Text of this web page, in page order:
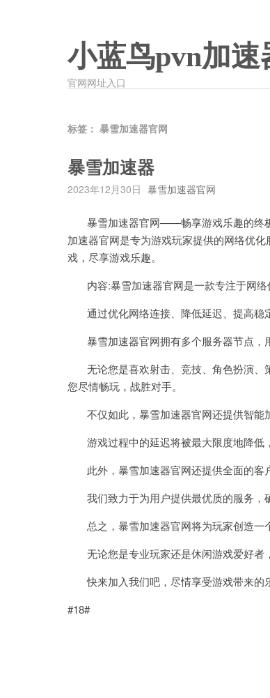
小蓝鸟pvn加速
官网网址入口
标签： 暴雪加速器官网
暴雪加速器
2023年12月30日 暴雪加速器官网
暴雪加速器官网——畅享游戏乐趣的终极
加速器官网是专为游戏玩家提供的网络优
戏，尽享游戏乐趣。
内容:暴雪加速器官网是一款专注于网络
通过优化网络连接、降低延迟、提高稳
暴雪加速器官网拥有多个服务器节点，
无论您是喜欢射击、竞技、角色扮演、
您尽情畅玩，战胜对手。
不仅如此，暴雪加速器官网还提供智能
游戏过程中的延迟将被最大限度地降低
此外，暴雪加速器官网还提供全面的客
我们致力于为用户提供最优质的服务，
总之，暴雪加速器官网将为玩家创造一
无论您是专业玩家还是休闲游戏爱好者
快来加入我们吧，尽情享受游戏带来的乐
#18#